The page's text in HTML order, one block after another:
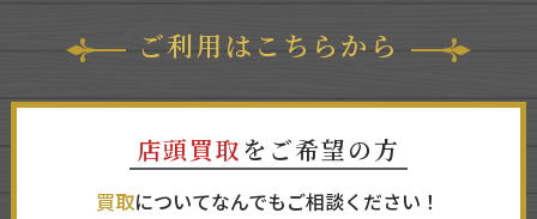
ご利用はこちらから
店頭買取 をご希望の方
買取についてなんでもご相談ください！